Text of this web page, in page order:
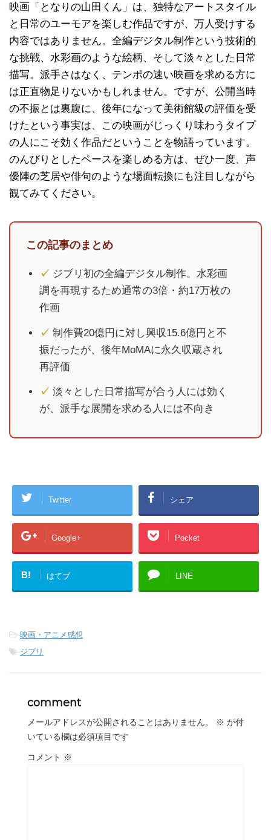
映画「となりの山田くん」は、独特なアートスタイル
と日常のユーモアを楽しむ作品ですが、万人受けする
内容ではありません。全編デジタル制作という技術的
な挑戦、水彩画のような絵柄、そして淡々とした日常
描写。派手さはなく、テンポの速い映画を求める方に
は正直物足りないかもしれません。ですが、公開当時
の不振とは裏腹に、後年になって美術館級の評価を受
けたという事実は、この映画がじっくり味わうタイプ
の人にこそ効く作品だということを物語っています。
のんびりとしたペースを楽しめる方は、ぜひ一度、声
優陣の芝居や俳句のような場面転換にも注目しながら
観てみてください。
この記事のまとめ
✓ ジブリ初の全編デジタル制作。水彩画
調を再現するため通常の3倍・約17万枚の
作画
✓ 制作費20億円に対し興収15.6億円と不
振だったが、後年MoMAに永久収蔵され
再評価
✓ 淡々とした日常描写が合う人には効く
が、派手な展開を求める人には不向き
Twitter シェア
Google+ Pocket
B! はてブ LINE
-映画・アニメ感想
-ジブリ
comment
メールアドレスが公開されることはありません。 ※ が付
いている欄は必須項目です
コメント ※